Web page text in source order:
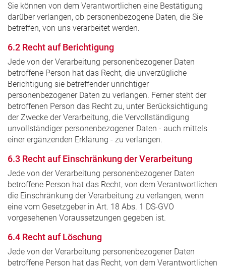
Sie können von dem Verantwortlichen eine Bestätigung
darüber verlangen, ob personenbezogene Daten, die Sie
betreffen, von uns verarbeitet werden.
6.2 Recht auf Berichtigung
Jede von der Verarbeitung personenbezogener Daten
betroffene Person hat das Recht, die unverzügliche
Berichtigung sie betreffender unrichtiger
personenbezogener Daten zu verlangen. Ferner steht der
betroffenen Person das Recht zu, unter Berücksichtigung
der Zwecke der Verarbeitung, die Vervollständigung
unvollständiger personenbezogener Daten - auch mittels
einer ergänzenden Erklärung - zu verlangen.
6.3 Recht auf Einschränkung der Verarbeitung
Jede von der Verarbeitung personenbezogener Daten
betroffene Person hat das Recht, von dem Verantwortlichen
die Einschränkung der Verarbeitung zu verlangen, wenn
eine vom Gesetzgeber in Art. 18 Abs. 1 DS-GVO
vorgesehenen Voraussetzungen gegeben ist.
6.4 Recht auf Löschung
Jede von der Verarbeitung personenbezogener Daten
betroffene Person hat das Recht, von dem Verantwortlichen